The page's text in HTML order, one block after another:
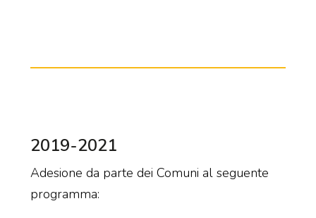
2019-2021
Adesione da parte dei Comuni al seguente
programma: